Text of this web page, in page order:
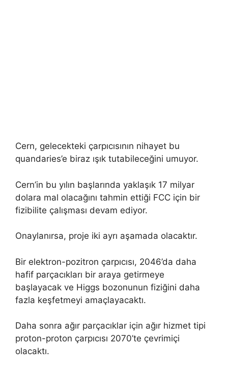
Cern, gelecekteki çarpıcısının nihayet bu
quandaries’e biraz ışık tutabileceğini umuyor.
Cern’in bu yılın başlarında yaklaşık 17 milyar
dolara mal olacağını tahmin ettiği FCC için bir
fizibilite çalışması devam ediyor.
Onaylanırsa, proje iki ayrı aşamada olacaktır.
Bir elektron-pozitron çarpıcısı, 2046’da daha
hafif parçacıkları bir araya getirmeye
başlayacak ve Higgs bozonunun fiziğini daha
fazla keşfetmeyi amaçlayacaktı.
Daha sonra ağır parçacıklar için ağır hizmet tipi
proton-proton çarpıcısı 2070’te çevrimiçi
olacaktı.